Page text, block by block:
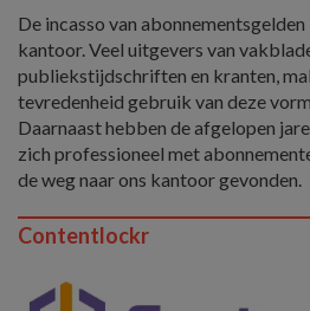
De incasso van
kantoor. Veel uitgevers van
publiekstijdschriften en kranten,
tevredenheid gebruik van deze
Daarnaast hebben de afgelopen
zich professioneel met
de weg naar ons kantoor gevonden.
Contentlockr